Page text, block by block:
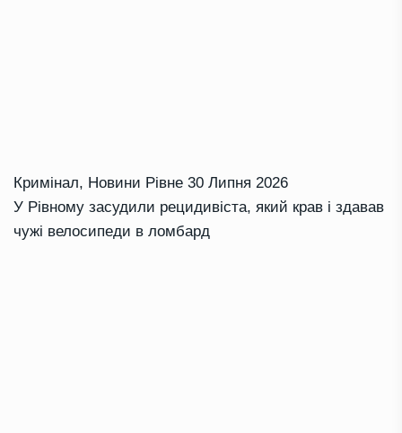
Кримінал, Новини Рівне 30 Липня 2026
У Рівному засудили рецидивіста, який крав і здавав
чужі велосипеди в ломбард